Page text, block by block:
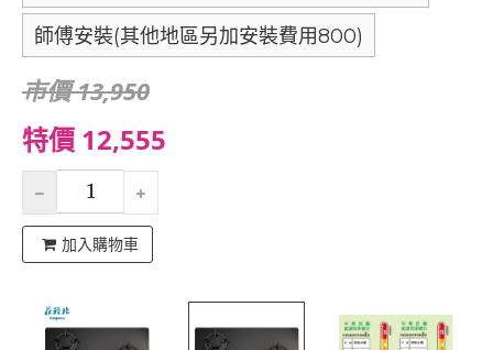
師傅安裝(其他地區另加安裝費用800)
市價 13,950
特價 12,555
加入購物車